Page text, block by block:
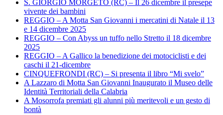
S. GIORGIO MORGETO (RC) – Il 26 dicembre il presepe
vivente dei bambini
REGGIO – A Motta San Giovanni i mercatini di Natale il 13
e 14 dicembre 2025
REGGIO – Con Abyss un tuffo nello Stretto il 18 dicembre
2025
REGGIO – A Gallico la benedizione dei motociclisti e dei
caschi il 21-dicembre
CINQUEFRONDI (RC) – Si presenta il libro “Mi svelo”
A Lazzaro di Motta San Giovanni Inaugurato il Museo delle
Identità Territoriali della Calabria
A Mosorrofa premiati gli alunni più meritevoli e un gesto di
bontà